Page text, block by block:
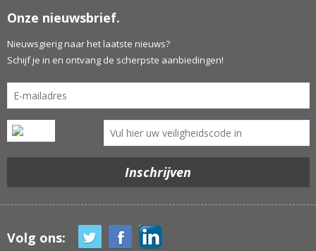
Onze nieuwsbrief.
Nieuwsgierig naar het laatste nieuws?
Schijf je in en ontvang de scherpste aanbiedingen!
Volg ons: